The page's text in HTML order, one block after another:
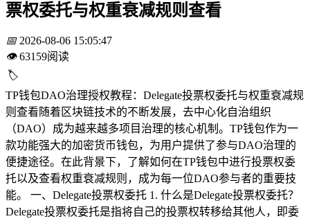
票权委托与权重衰减规则查看
📅 2026-08-06 15:05:47
👁️ 63159阅读
🏷️
TP钱包DAO治理授权教程：Delegate投票权委托与权重衰减规
则查看随着区块链技术的不断发展，去中心化自治组织
（DAO）成为越来越多项目治理的核心机制。TP钱包作为一
款功能强大的加密货币钱包，为用户提供了参与DAO治理的
便捷途径。在此背景下，了解如何在TP钱包中进行投票权委
托以及查看权重衰减规则，成为每一位DAO参与者的重要技
能。 一、Delegate投票权委托 1. 什么是Delegate投票权委托？
Delegate投票权委托是指将自己的投票权转移给其他人，即委